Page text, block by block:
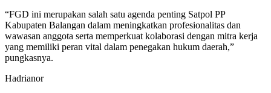
“FGD ini merupakan salah satu agenda penting Satpol PP
Kabupaten Balangan dalam meningkatkan profesionalitas dan
wawasan anggota serta memperkuat kolaborasi dengan mitra kerja
yang memiliki peran vital dalam penegakan hukum daerah,”
pungkasnya.
Hadrianor